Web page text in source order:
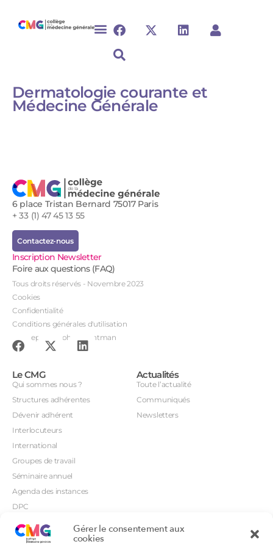
Gérer le consentement aux
cookies
Dermatologie courante et
Médecine Générale
6 place Tristan Bernard 75017 Paris
+ 33 (1) 47 45 13 55
Contactez-nous
Inscription Newsletter
Foire aux questions (FAQ)
Tous droits réservés - Novembre 2023
Cookies
Confidentialité
Conditions générales d'utilisation
Conception : John Brightman
Le CMG
Qui sommes nous ?
Structures adhérentes
Dévenir adhérent
Interlocuteurs
International
Groupes de travail
Séminaire annuel
Agenda des instances
DPC
Orientations prioritaires
Actualités
Toute l’actualité
Communiqués
Newsletters